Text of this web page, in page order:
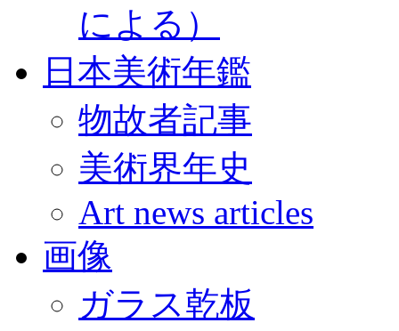
による）
日本美術年鑑
物故者記事
美術界年史
Art news articles
画像
ガラス乾板